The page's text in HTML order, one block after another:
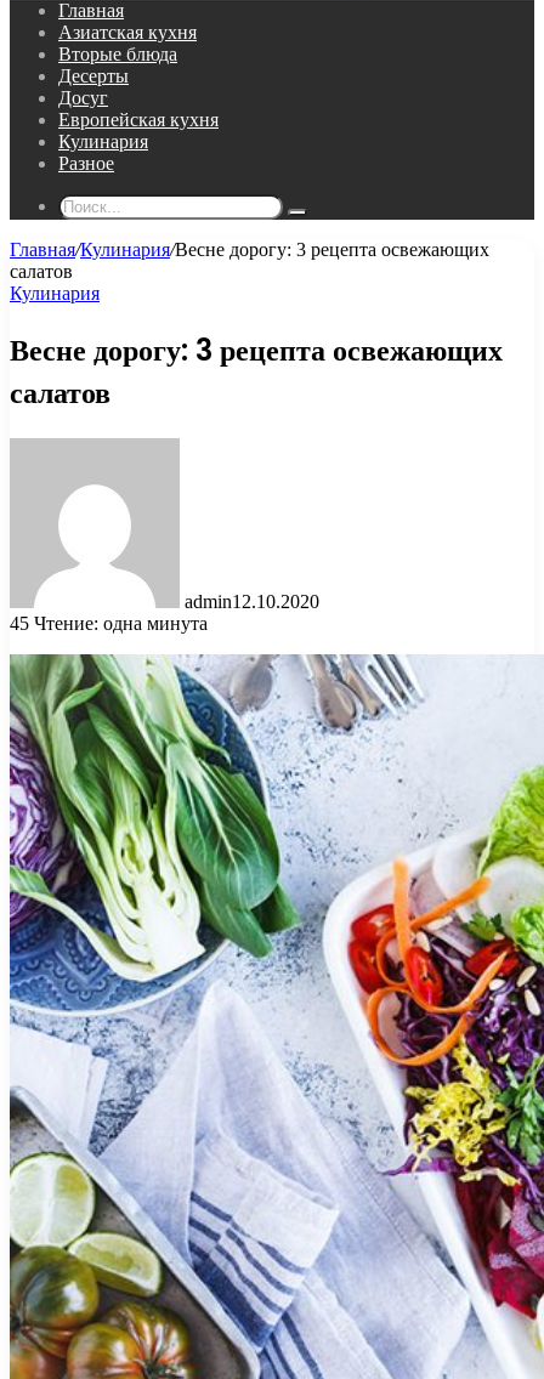
Главная
Азиатская кухня
Вторые блюда
Десерты
Досуг
Европейская кухня
Кулинария
Разное
Поиск...
Главная/Кулинария/Весне дорогу: 3 рецепта освежающих
салатов
Кулинария
Весне дорогу: 3 рецепта освежающих
салатов
admin12.10.2020
45 Чтение: одна минута